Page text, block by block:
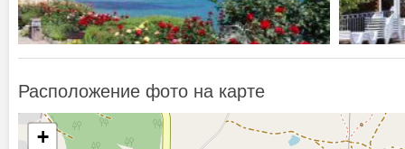
Расположение фото на карте
+